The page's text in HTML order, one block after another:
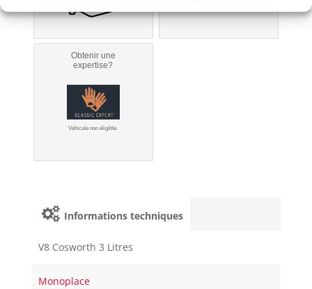
Obtenir une
expertise?
Véhicule non éligible.
Informations techniques
V8 Cosworth 3 Litres
Monoplace